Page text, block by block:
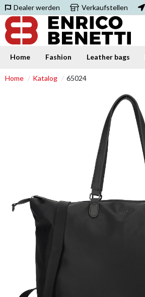
Dealer werden Verkaufstellen
Home Fashion Leather bags
Home Katalog 65024